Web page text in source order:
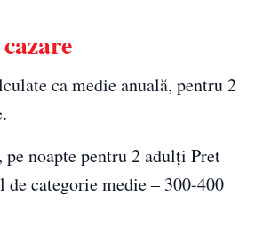
ca medie anuală, pentru 2
pe noapte pentru 2 adulți Pret
de categorie medie – 300-400